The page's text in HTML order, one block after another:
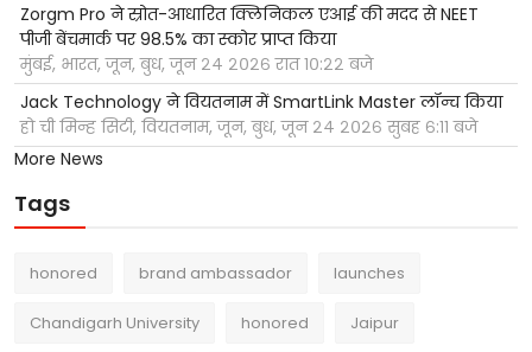
Zorgm Pro ने स्रोत-आधारित क्लिनिकल एआई की मदद से NEET
पीजी बेंचमार्क पर 98.5% का स्कोर प्राप्त किया
मुंबई, भारत, जून, बुध, जून २४ २०२६ रात १०:२२ बजे
Jack Technology ने वियतनाम में SmartLink Master लॉन्च किया
हो ची मिन्ह सिटी, वियतनाम, जून, बुध, जून २४ २०२६ सुबह ६:११ बजे
More News
Tags
honored brand ambassador launches
Chandigarh University honored Jaipur